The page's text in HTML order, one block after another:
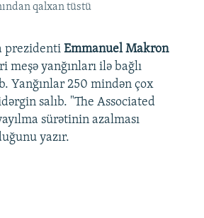
qalxan tüstü
prezidenti Emmanuel Makron
meşə yanğınları ilə bağlı
Yanğınlar 250 mindən çox
salıb. "The Associated
sürətinin azalması
yazır.